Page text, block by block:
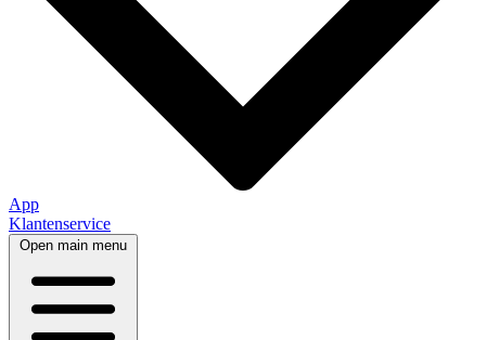
App
Klantenservice
Open main menu